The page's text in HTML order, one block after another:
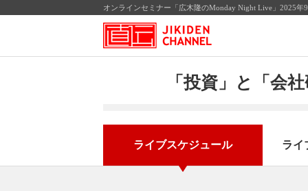
オンラインセミナー「広木隆のMonday Night Live」2025
「投資」と「会
ライブスケジュール ライ